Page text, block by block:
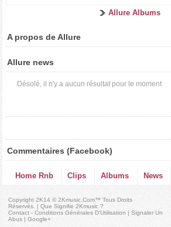
Allure Albums
A propos de Allure
Allure news
Désolé, il n'y a aucun résultat pour le moment
Commentaires (Facebook)
Home Rnb Clips Albums News
Copyright 2K14 © 2Kmusic.com™Tous Droits
Réservés . |Que Signifie 2Kmusic ?
Contact - Conditions Générales D'Utilisation |Signaler Un
Abus |Google+